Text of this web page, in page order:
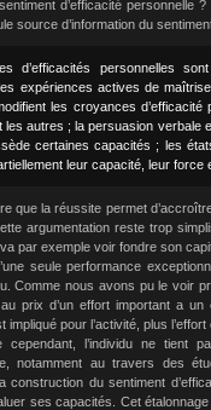
d’efficacité personnelle
source d’information du
d’efficacités personnelles
expériences actives de
les croyances
autres ; la persuasion verbale
certaines capacités ; les
leur capacité, leur force
que la réussite permet
argumentation reste trop
par exemple voir fondre son
seule performance
Comme nous avons pu le voir
prix d’un effort important a
impliqué pour l’activité, plus
l’individu ne tient
notamment au travers des
construction du sentiment
ses capacités. Cet